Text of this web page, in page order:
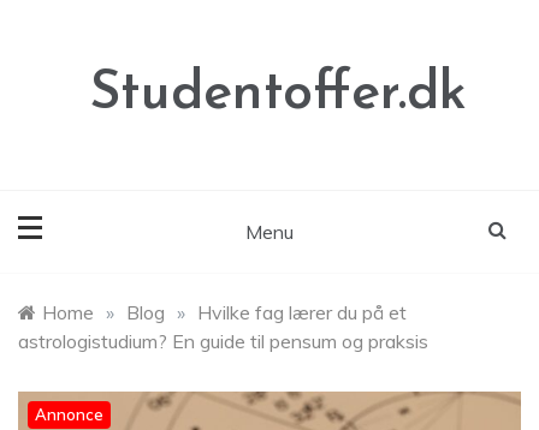
Studentoffer.dk
Menu
Home » Blog » Hvilke fag lærer du på et
astrologistudium? En guide til pensum og praksis
Annonce